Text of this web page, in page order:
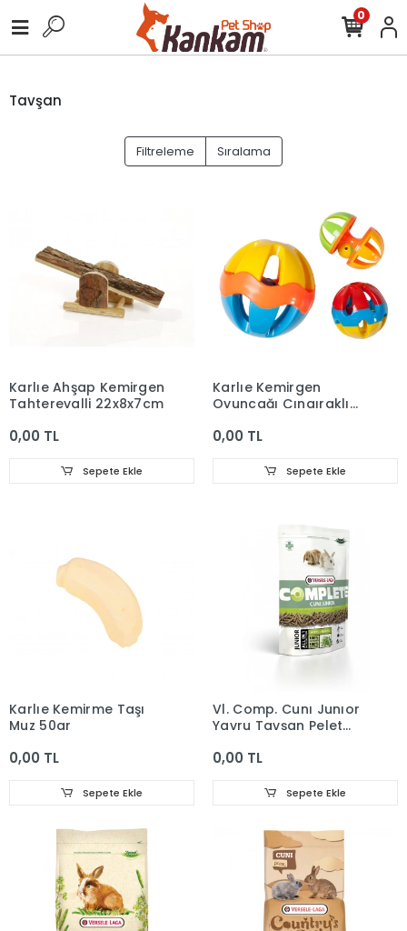
0
Tavşan
Filtreleme Sıralama
Karlıe Ahşap Kemirgen
Tahterevalli 22x8x7cm
0,00 TL
Sepete Ekle
Karlıe Kemirgen
Oyuncağı Çıngıraklı
0,00 TL
Sepete Ekle
Karlıe Kemirme Taşı
Muz 50gr
0,00 TL
Sepete Ekle
Vl. Comp. Cunı Junıor
Yavru Tavşan Pelet
0,00 TL
Sepete Ekle